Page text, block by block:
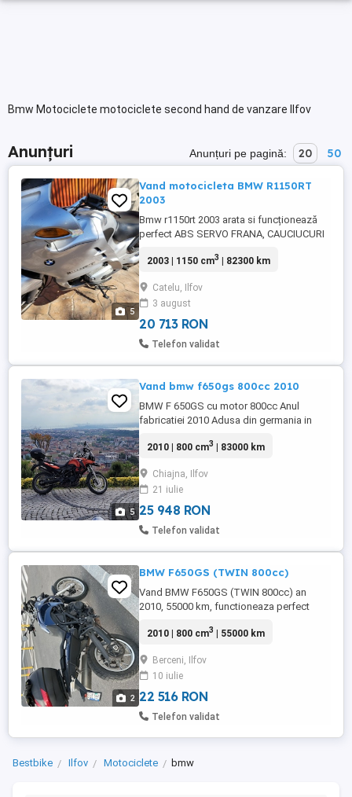
Bmw Motociclete motociclete second hand de vanzare Ilfov
Anunțuri Anunțuri pe pagină: 20 50
5
Vand motocicleta BMW R1150RT
2003
Bmw r1150rt 2003 arata si funcționează
perfect ABS SERVO FRANA, CAUCIUCURI
Mototehnica reprezentantă BMW, facturi
investiti, gata de drum, pret 3950 euro.
2003 | 1150 cm3 | 82300 km
Catelu, Ilfov
3 august
20 713 RON
Telefon validat
5
Vand bmw f650gs 800cc 2010
BMW F 650GS cu motor 800cc Anul
fabricatiei 2010 Adusa din germania in
Topcase, sidecase motorad vario(
Crashbar, scut motor, înălțător mânere.
Stop si semnalizatoare led ABS
Motocicleta fumctioneaza impecabil.
2010 | 800 cm3 | 83000 km
Chiajna, Ilfov
21 iulie
25 948 RON
Telefon validat
2
BMW F650GS (TWIN 800cc)
Vand BMW F650GS (TWIN 800cc) an
2010, 55000 km, functioneaza perfect
2010 | 800 cm3 | 55000 km
Berceni, Ilfov
10 iulie
22 516 RON
Telefon validat
Bestbike Ilfov Motociclete bmw